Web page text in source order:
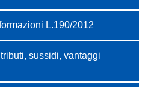
L.190/2012
sussidi, vantaggi